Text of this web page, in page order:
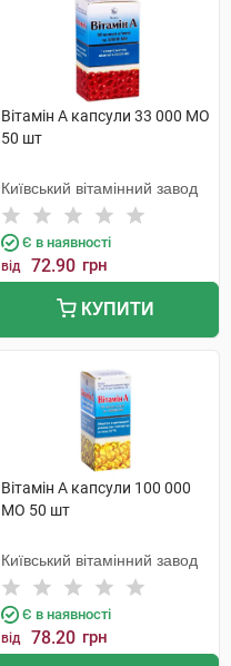
Вітамін A капсули 33 000 МО
50 шт
Київський вітамінний завод
Є в наявності
від 72.90 грн
КУПИТИ
Вітамін A капсули 100 000
МО 50 шт
Київський вітамінний завод
Є в наявності
від 78.20 грн